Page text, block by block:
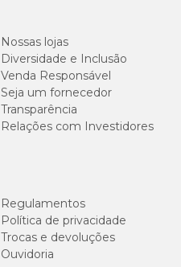
Nossas lojas
Diversidade e Inclusão
Venda Responsável
Seja um fornecedor
Transparência
Relações com Investidores
Regulamentos
Política de privacidade
Trocas e devoluções
Ouvidoria